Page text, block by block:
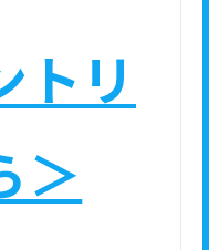
トリ
＞